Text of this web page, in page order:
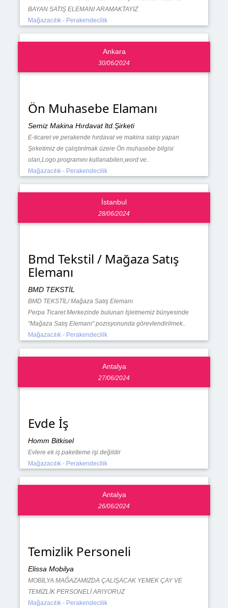
BAYAN SATIŞ ELEMANI ARAMAKTAYIZ
Mağazacılık - Perakendecilik
Ankara
30/06/2024
Ön Muhasebe Elamanı
Semiz Makina Hırdavat ltd.Şirketi
E-ticaret ve perakende hırdavat ve makina satışı yapan
Şirketimiz de çalıştırılmak üzere Ön muhasebe bilgisi
olan,Logo programını kullanabilen,word ve..
Mağazacılık - Perakendecilik
İstanbul
28/06/2024
Bmd Tekstil / Mağaza Satış
Elemanı
BMD TEKSTİL
BMD TEKSTİL/ Mağaza Satış Elemanı
Perpa Ticaret Merkezinde bulunan İşletmemiz bünyesinde
"Mağaza Satış Elemanı" pozisyonunda görevlendirilmek..
Mağazacılık - Perakendecilik
Antalya
27/06/2024
Evde İş
Homm Bitkisel
Evlere ek iş paketleme işi değildir
Mağazacılık - Perakendecilik
Antalya
26/06/2024
Temizlik Personeli
Elissa Mobilya
MOBİLYA MAĞAZAMIZDA ÇALIŞACAK YEMEK ÇAY VE
TEMİZLİK PERSONELİ ARIYORUZ
Mağazacılık - Perakendecilik